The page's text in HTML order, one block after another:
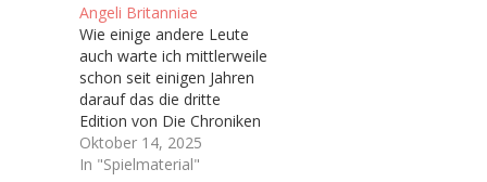
gespielt abseits von ab
und an Risiko oder
Monopoly,
dementsprechend habe
ich nie wirklich Zugang
zum Brettspielhobby
gefunden. Man könnte
sich also fragen…
Angeli Britanniae
Wie einige andere Leute
auch warte ich mittlerweile
schon seit einigen Jahren
darauf das die dritte
Edition von Die Chroniken
der Engel (Vulgo: Engel),
welche ja irgendwann bald
Oktober 14, 2025
In "Spielmaterial"